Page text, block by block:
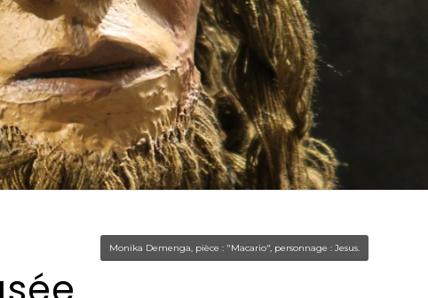
Monika Demenga, pièce : "Macario", personnage : Jesus.